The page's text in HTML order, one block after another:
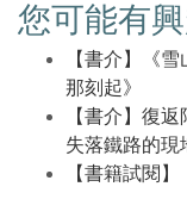
您可能有
【書介】《
那刻起》
【書介】復
失落鐵路的現
【書籍試閱